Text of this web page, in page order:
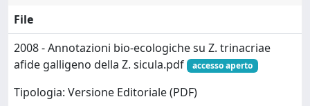
File
2008 - Annotazioni bio-ecologiche su Z. trinacriae
afide galligeno della Z. sicula.pdf
accesso aperto
Tipologia: Versione Editoriale (PDF)